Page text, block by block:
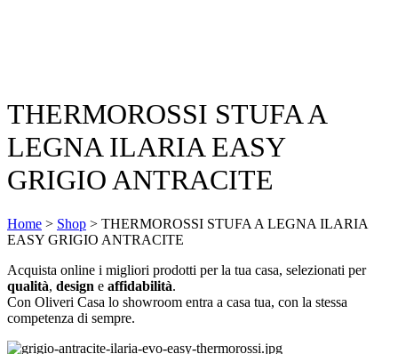
THERMOROSSI STUFA A
LEGNA ILARIA EASY
GRIGIO ANTRACITE
Home > Shop > THERMOROSSI STUFA A LEGNA ILARIA
EASY GRIGIO ANTRACITE
Acquista online i migliori prodotti per la tua casa, selezionati per
qualità, design e affidabilità.
Con Oliveri Casa lo showroom entra a casa tua, con la stessa
competenza di sempre.